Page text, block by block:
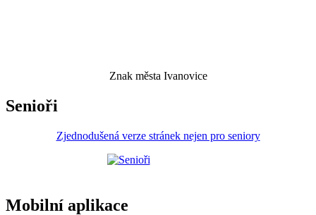
Znak města Ivanovice
Senioři
Zjednodušená verze stránek nejen pro seniory
Mobilní aplikace